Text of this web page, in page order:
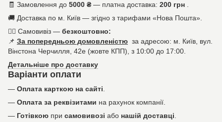
🧾 Замовлення до 5000 ₴ — платна доставка: 200 грн
🚚 Доставка по м. Київ — згідно з тарифами «Нова Пошта».
🚶‍♀️ Самовивіз — безкоштовно:
📌 За попередньою домовленістю за адресою: м. Київ, вул.
Вінстона Черчилля, 42е (жовте КПП), з 10:00 до 17:00.
Детальніше про доставку
Варіанти оплати
— Оплата карткою на сайті.
— Оплата за реквізитами на рахунок компанії.
— Готівкою при самовивозі або нашій доставці.